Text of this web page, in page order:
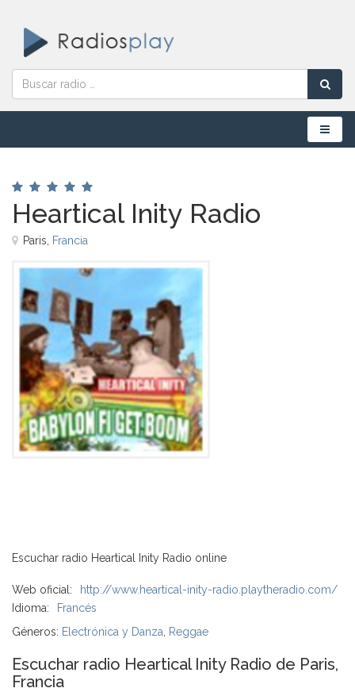
Menú
Heartical Inity Radio
Paris, Francia
Escuchar radio Heartical Inity Radio online
Web oficial:
http://www.heartical-inity-radio.playtheradio.com/
Idioma:
Francés
Géneros: Electrónica y Danza Reggae
Escuchar radio Heartical Inity Radio de Paris,
Francia